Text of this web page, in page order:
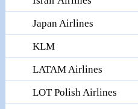
Japan Airlines
KLM
LATAM Airlines
LOT Polish Airlines